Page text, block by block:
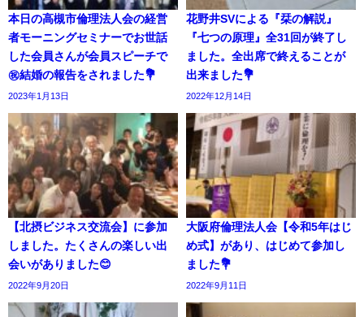
本日の高槻市倫理法人会の経営
者モーニングセミナーでお世話
した会員さんが会員スピーチで
㊗️結婚の報告をされました💐
2023年1月13日
花野井SVによる『栞の解説』
『七つの原理』全31回が終了し
ました。全出席で終えることが
出来ました💐
2022年12月14日
【北摂ビジネス交流会】に参加
しました。たくさんの楽しい出
会いがありました😊
2022年9月20日
大阪府倫理法人会【令和5年はじ
め式】があり、はじめて参加し
ました💐
2022年9月11日